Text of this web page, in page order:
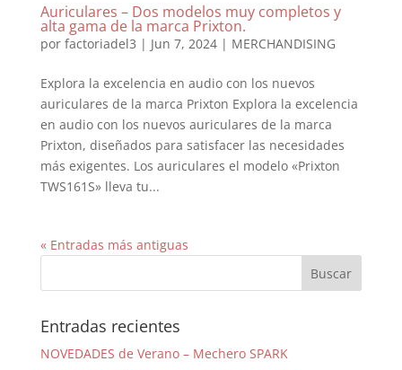
Auriculares – Dos modelos muy completos y
alta gama de la marca Prixton.
por factoriadel3 | Jun 7, 2024| MERCHANDISING
Explora la excelencia en audio con los nuevos
auriculares de la marca Prixton Explora la excelencia
en audio con los nuevos auriculares de la marca
Prixton, diseñados para satisfacer las necesidades
más exigentes. Los auriculares el modelo «Prixton
TWS161S» lleva tu...
« Entradas más antiguas
Entradas recientes
NOVEDADES de Verano – Mechero SPARK